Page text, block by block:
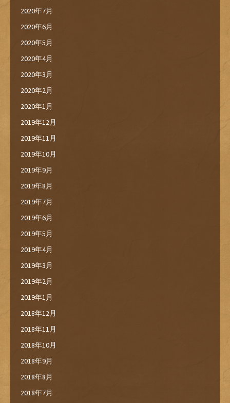
2020年7月
2020年6月
2020年5月
2020年4月
2020年3月
2020年2月
2020年1月
2019年12月
2019年11月
2019年10月
2019年9月
2019年8月
2019年7月
2019年6月
2019年5月
2019年4月
2019年3月
2019年2月
2019年1月
2018年12月
2018年11月
2018年10月
2018年9月
2018年8月
2018年7月